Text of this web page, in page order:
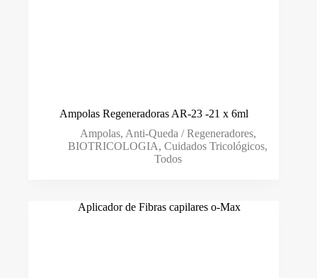
Ampolas Regeneradoras AR-23 -21 x 6ml
Ampolas, Anti-Queda / Regeneradores,
BIOTRICOLOGIA,Cuidados Tricológicos,
Todos